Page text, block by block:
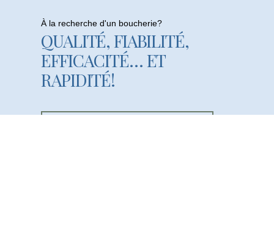
À la recherche d'un boucherie?
QUALITÉ, FIABILITÉ,
EFFICACITÉ… ET
RAPIDITÉ!